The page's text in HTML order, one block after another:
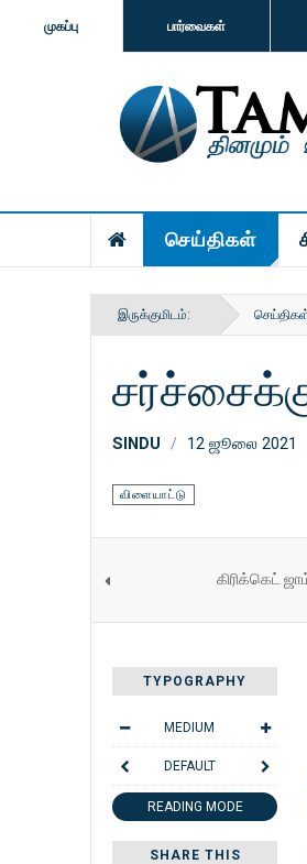
முகப்பு பார்வைகள்
செய்திகள்
இருக்குமிடம்:
SINDU 12 ஜூலை 2021
விளையாட்டு
கிரிக்கெட்
TYPOGRAPHY
MEDIUM
DEFAULT
READING MODE
SHARE THIS